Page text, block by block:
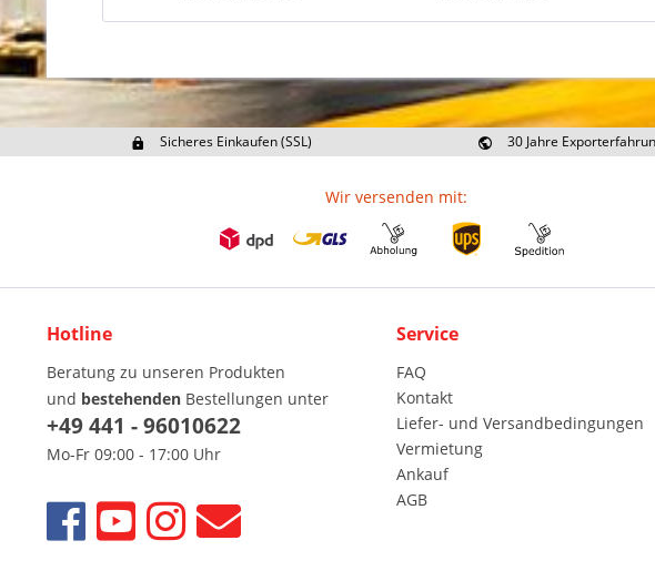
Sicheres Einkaufen (SSL)
30 Jahre
Wir versenden mit:
Hotline
Beratung zu unseren Produkten
und bestehenden Bestellungen unter
+49 441 - 96010622
Mo-Fr 09:00 - 17:00 Uhr
Service
FAQ
Kontakt
Liefer- und Versandbedingungen
Vermietung
Ankauf
AGB